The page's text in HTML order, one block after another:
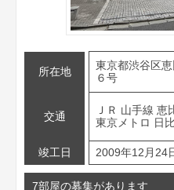
所在地
東京都渋谷区
６号
交通
ＪＲ 山手線 恵
東京メトロ 日
竣工日 2009年12月24
7部屋の募集があります